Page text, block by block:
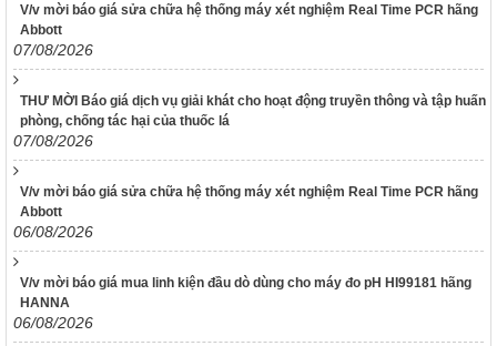
V/v mời báo giá sửa chữa hệ thống máy xét nghiệm Real Time PCR hãng
Abbott
07/08/2026
THƯ MỜI Báo giá dịch vụ giải khát cho hoạt động truyền thông và tập huấn
phòng, chống tác hại của thuốc lá
07/08/2026
V/v mời báo giá sửa chữa hệ thống máy xét nghiệm Real Time PCR hãng
Abbott
06/08/2026
V/v mời báo giá mua linh kiện đầu dò dùng cho máy đo pH HI99181 hãng
HANNA
06/08/2026
38/TB-UBND
Kết luận của UBND tỉnh Nguyễn Tấn Tuân kiêm Trưởng Ban
Chỉ đạo phòng, chống dịch Covid-19 tỉnh Khánh Hòa tại cuộc
họp Ban Chỉ đạo phòng, chống dịch Covid-19 ngày
25/01/2022
48/TB-UBND
Kết luận của Phó Chủ tịch UBND tỉnh Đinh Văn Thiệu kiêm
Khánh Hòa tại cuộc họp Ban Chỉ đạo phòng, chống dịch
Covid-19 ngày 11/02/2022
38/TB-UBND
Kết luận của Chủ tịch UBND tỉnh Nguyễn Tấn Tuân kiêm
Trưởng Ban chỉ đạo phòng, chống dịch Covid-19 tỉnh Khánh
Hòa tại cuộc họp Ban chỉ đạo phòng, chống dịch Covid-19
ngày 25/01/2022